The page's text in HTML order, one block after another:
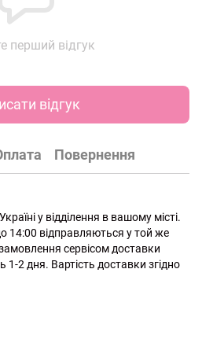
перший відгук
відгук
Повернення
у відділення в вашому місті.
14:00 відправляються у той же
сервісом доставки
2 дня. Вартість доставки згідно